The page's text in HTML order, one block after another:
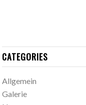
CATEGORIES
Allgemein
Galerie